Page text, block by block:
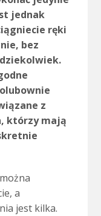
jednak
ręki
bez
z
którzy mają
a
jest kilka.